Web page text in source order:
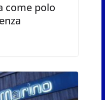
come polo